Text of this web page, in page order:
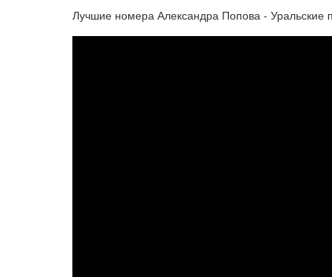
Лучшие номера Александра Попова - Уральские